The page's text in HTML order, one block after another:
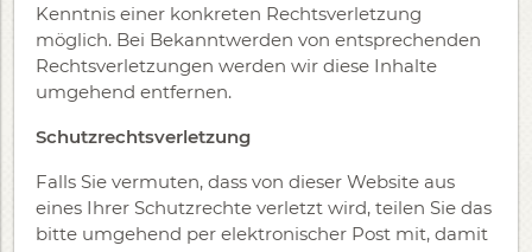
Kenntnis einer konkreten Rechtsverletzung
möglich. Bei Bekanntwerden von entsprechenden
Rechtsverletzungen werden wir diese Inhalte
umgehend entfernen.
Schutzrechtsverletzung
Falls Sie vermuten, dass von dieser Website aus
eines Ihrer Schutzrechte verletzt wird, teilen Sie das
bitte umgehend per elektronischer Post mit, damit